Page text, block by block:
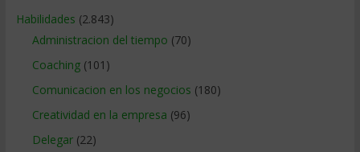
Habilidades (2.843)
Administracion del tiempo (70)
Coaching(101)
Comunicacion en los negocios (180)
Creatividad en la empresa (96)
Delegar(22)